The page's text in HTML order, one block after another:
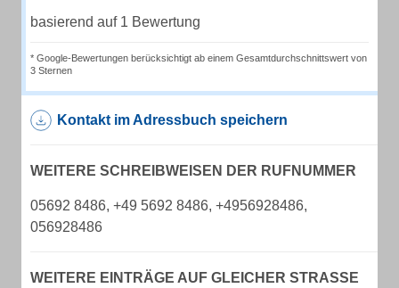
basierend auf 1 Bewertung
* Google-Bewertungen berücksichtigt ab einem Gesamtdurchschnittswert von
3 Sternen
Kontakt im Adressbuch speichern
WEITERE SCHREIBWEISEN DER RUFNUMMER
05692 8486, +49 5692 8486, +4956928486,
056928486
WEITERE EINTRÄGE AUF GLEICHER STRASSE